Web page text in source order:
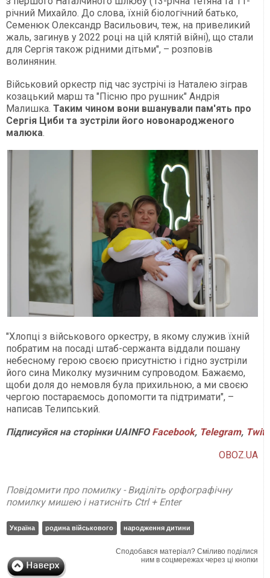
річний Михайло. До слова, їхній біологічний батько,
Семенюк Олександр Васильович, теж, на привеликий
жаль, загинув у 2022 році на цій клятій війні), що стали
для Сергія також рідними дітьми", – розповів
волинянин.
Військовий оркестр під час зустрічі із Наталею зіграв
козацький марш та "Пісню про рушник" Андрія
Малишка. Таким чином вони вшанували пам'ять про
Сергія Циби та зустріли його новонародженого
малюка.
"Хлопці з військового оркестру, в якому служив їхній
побратим на посаді штаб-сержанта віддали пошану
небесному герою своєю присутністю і гідно зустріли
його сина Миколку музичним супроводом. Бажаємо,
щоби доля до немовля була прихильною, а ми своєю
чергою постараємось допомогти та підтримати", –
написав Телипський.
Підписуйся на сторінки UAINFO Facebook, Telegram,
OBOZ.UA
Повідомити про помилку - Виділіть орфографічну
помилку мишею і натисніть Ctrl + Enter
Україна родина військового народження дитини
Сподобався матеріал? Сміливо поділися
ним в соцмережах через ці кнопки